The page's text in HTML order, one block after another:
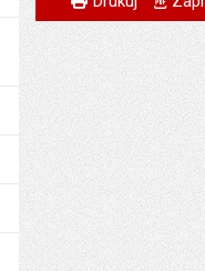
Data wytworzenia: